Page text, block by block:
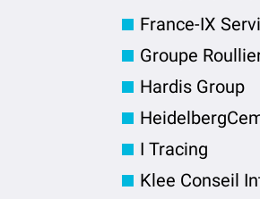
France-IX
Groupe
Hardis Group
I Tracing
Klee Conseil